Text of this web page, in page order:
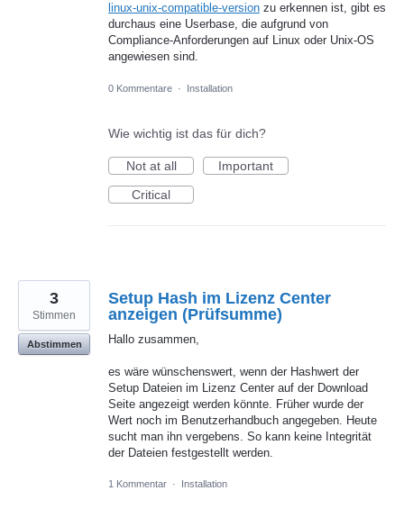
linux-unix-compatible-version zu erkennen ist, gibt es
durchaus eine Userbase, die aufgrund von
Compliance-Anforderungen auf Linux oder Unix-OS
angewiesen sind.
0 Kommentare · Installation
Wie wichtig ist das für dich?
Not at all
Important
Critical
Setup Hash im Lizenz Center
anzeigen (Prüfsumme)
Hallo zusammen,
es wäre wünschenswert, wenn der Hashwert der
Setup Dateien im Lizenz Center auf der Download
Seite angezeigt werden könnte. Früher wurde der
Wert noch im Benutzerhandbuch angegeben. Heute
sucht man ihn vergebens. So kann keine Integrität
der Dateien festgestellt werden.
3
Stimmen
Abstimmen
1 Kommentar · Installation